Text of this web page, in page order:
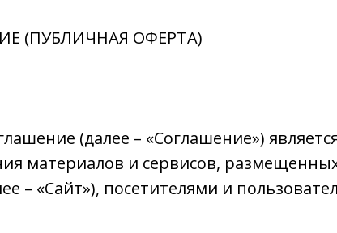
(ПУБЛИЧНАЯ ОФЕРТА)
(далее – «Соглашение»)
материалов и сервисов,
– «Сайт»), посетителями и